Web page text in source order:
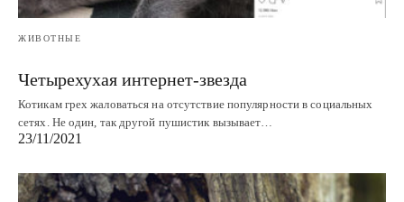
ЖИВОТНЫЕ
Четырехухая интернет-звезда
Котикам грех жаловаться на отсутствие популярности в социальных
сетях. Не один, так другой пушистик вызывает…
23/11/2021